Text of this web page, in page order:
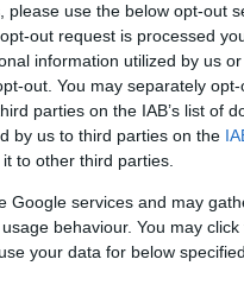
use the below opt-out
out request is processed
information utilized by us
out. You may separately
parties on the IAB’s list of
by us to third parties on the
to other third parties.
Google services and may
behaviour. You may
your data for below
τα χρέη του
με την
Δεκεμβρίου
ρύθμισης